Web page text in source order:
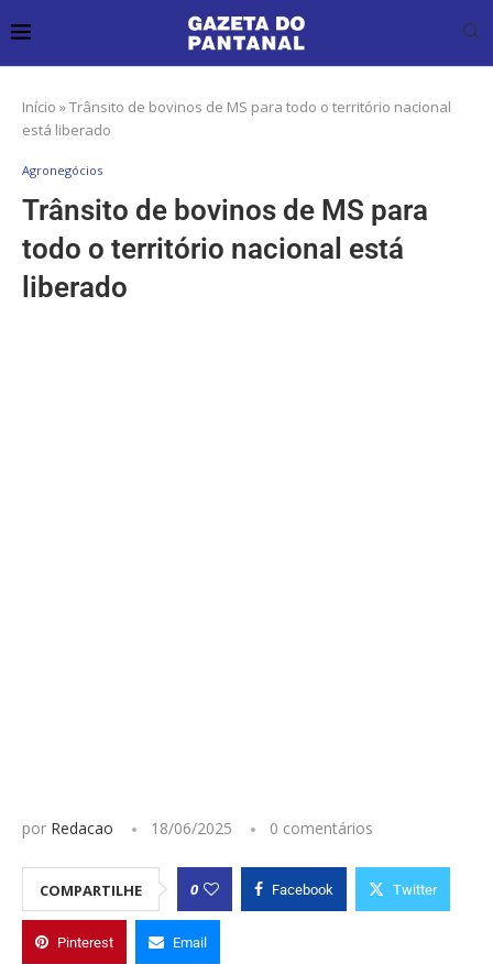
Início »Trânsito de bovinos de MS para todo o território nacional
está liberado
Agronegócios
Trânsito de bovinos de MS para
todo o território nacional está
liberado
por Redacao 18/06/2025 0 comentários
COMPARTILHE 0 Facebook Twitter
Pinterest Email